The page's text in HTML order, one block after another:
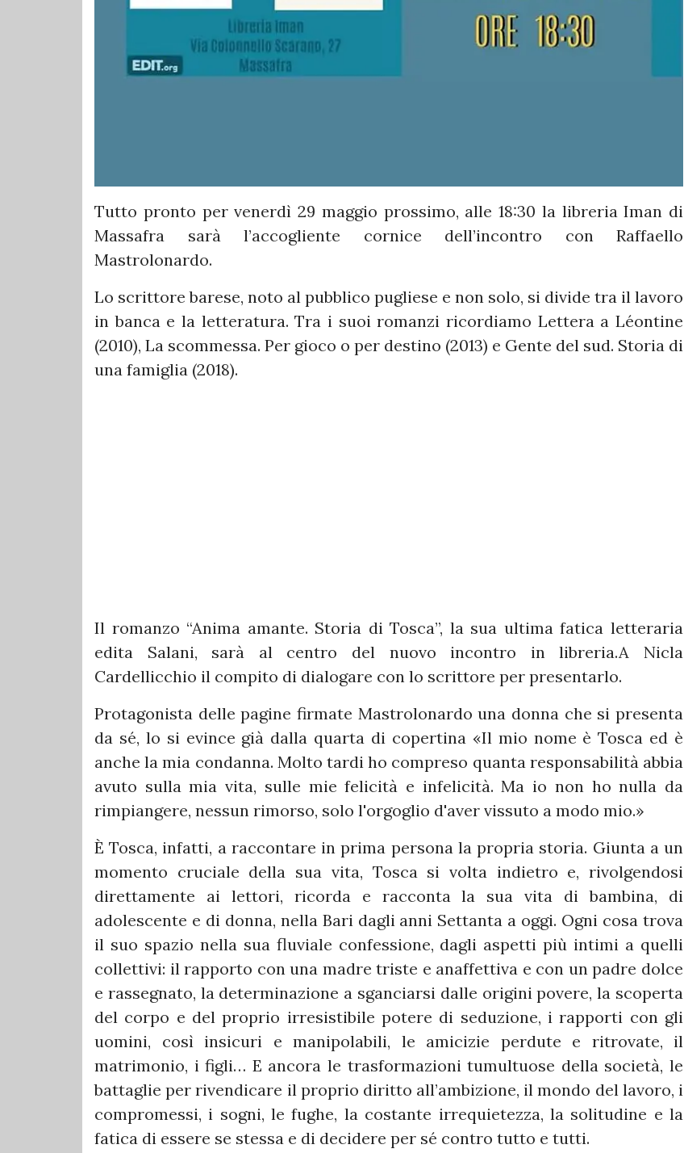
Tutto pronto per venerdì 29 maggio prossimo, alle 18:30 la libreria Iman di
Massafra sarà l’accogliente cornice dell’incontro con Raffaello
Mastrolonardo.
Lo scrittore barese, noto al pubblico pugliese e non solo, si divide tra il lavoro
in banca e la letteratura. Tra i suoi romanzi ricordiamo Lettera a Léontine
(2010), La scommessa. Per gioco o per destino (2013) e Gente del sud. Storia di
una famiglia (2018).
Il romanzo “Anima amante. Storia di Tosca”, la sua ultima fatica letteraria
edita Salani, sarà al centro del nuovo incontro in libreria.A Nicla
Cardellicchio il compito di dialogare con lo scrittore per presentarlo.
Protagonista delle pagine firmate Mastrolonardo una donna che si presenta
da sé, lo si evince già dalla quarta di copertina «Il mio nome è Tosca ed è
anche la mia condanna. Molto tardi ho compreso quanta responsabilità abbia
avuto sulla mia vita, sulle mie felicità e infelicità. Ma io non ho nulla da
rimpiangere, nessun rimorso, solo l'orgoglio d'aver vissuto a modo mio.»
È Tosca, infatti, a raccontare in prima persona la propria storia. Giunta a un
momento cruciale della sua vita, Tosca si volta indietro e, rivolgendosi
direttamente ai lettori, ricorda e racconta la sua vita di bambina, di
adolescente e di donna, nella Bari dagli anni Settanta a oggi. Ogni cosa trova
il suo spazio nella sua fluviale confessione, dagli aspetti più intimi a quelli
collettivi: il rapporto con una madre triste e anaffettiva e con un padre dolce
e rassegnato, la determinazione a sganciarsi dalle origini povere, la scoperta
del corpo e del proprio irresistibile potere di seduzione, i rapporti con gli
uomini, così insicuri e manipolabili, le amicizie perdute e ritrovate, il
matrimonio, i figli… E ancora le trasformazioni tumultuose della società, le
battaglie per rivendicare il proprio diritto all’ambizione, il mondo del lavoro, i
compromessi, i sogni, le fughe, la costante irrequietezza, la solitudine e la
fatica di essere se stessa e di decidere per sé contro tutto e tutti.